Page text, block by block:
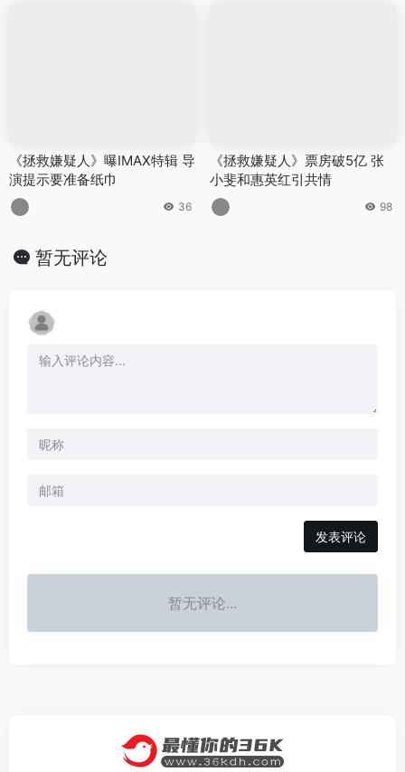
《拯救嫌疑人》曝IMAX特辑 导
演提示要准备纸巾
36
《拯救嫌疑人》票房破5亿 张
小斐和惠英红引共情
98
暂无评论
发表评论
暂无评论...